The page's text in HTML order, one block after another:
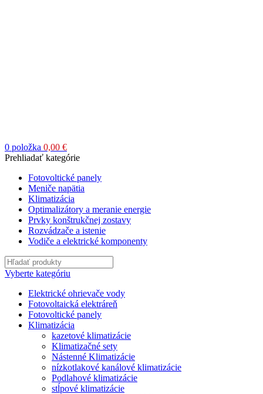
0 položka 0,00 €
Prehliadať kategórie
Fotovoltické panely
Meniče napätia
Klimatizácia
Optimalizátory a meranie energie
Prvky konštrukčnej zostavy
Rozvádzače a istenie
Vodiče a elektrické komponenty
Vyberte kategóriu
Elektrické ohrievače vody
Fotovoltaická elektráreň
Fotovoltické panely
Klimatizácia
kazetové klimatizácie
Klimatizačné sety
Nástenné Klimatizácie
nízkotlakové kanálové klimatizácie
Podlahové klimatizácie
stĺpové klimatizácie